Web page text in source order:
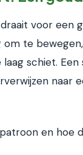
voor een
te
schiet.
naar
en hoe